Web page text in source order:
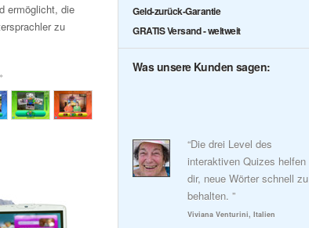
ermöglicht, die
zu
Geld-zurück-Garantie
GRATIS Versand - weltweit
Was unsere Kunden sagen:
“Die drei Level des
interaktiven Quizes helfen
dir, neue Wörter schnell zu
behalten. ”
Viviana Venturini, Italien